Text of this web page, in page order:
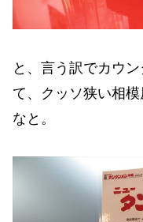
と、言う訳でカウ
て、クッソ狭い相
なと。